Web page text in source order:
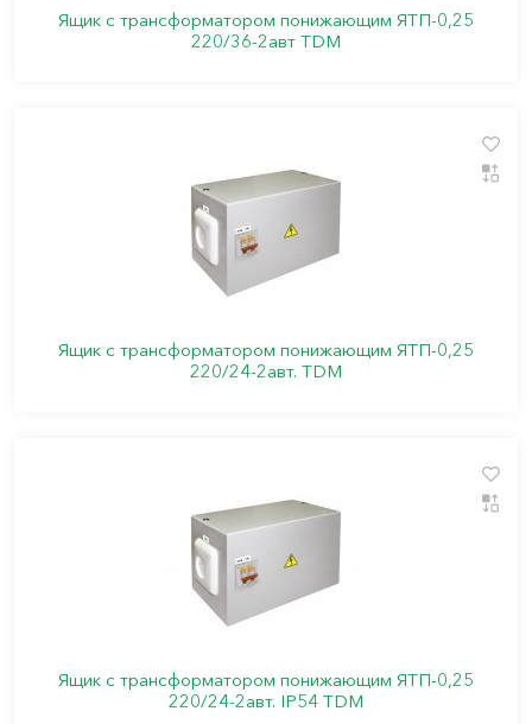
Ящик с трансформатором понижающим ЯТП-0,25
220/36-2авт TDM
Ящик с трансформатором понижающим ЯТП-0,25
220/24-2авт. TDM
Ящик с трансформатором понижающим ЯТП-0,25
220/24-2авт. IP54 TDM